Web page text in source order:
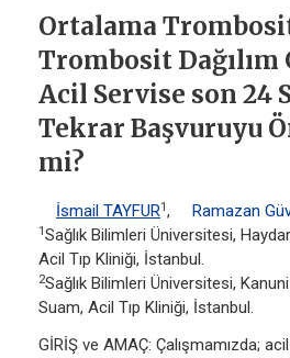
Ortalama
Trombosit
Acil Servise son 24
Tekrar Başvuruyu
mi?
İsmail TAYFUR1, Ramazan
1Sağlık Bilimleri Üniversitesi,
Acil Tıp Kliniği, İstanbul.
2Sağlık Bilimleri Üniversitesi,
Suam, Acil Tıp Kliniği, İstanbul.
GİRİŞ ve AMAÇ: Çalışmamızda;